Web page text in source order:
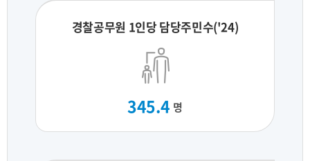
경찰공무원 1인당 담당주민수('24)
345.4 명